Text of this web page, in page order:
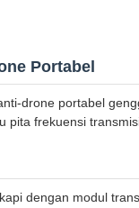
Portabel
drone portabel
pita frekuensi
dengan modul